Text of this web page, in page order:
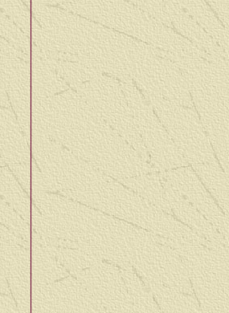
Started back on the
we need the help off a
The hull is almost
it has to wait.
02 Okt: We beginnen
gereviseerde motor in
van het minste werk
is gaan we hem toch
komen staan, hij heeft
ideale omstandigheden
Started with the work
be placed in the Priest,
has been rebuilt 30